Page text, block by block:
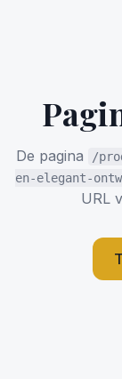
De pagina
/
en-elegant-
URL